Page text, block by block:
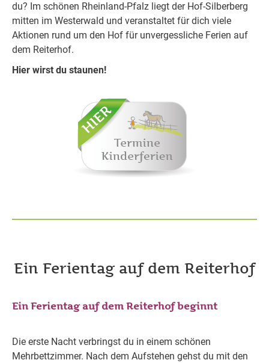
du? Im schönen Rheinland-Pfalz liegt der Hof-Silberberg
mitten im Westerwald und veranstaltet für dich viele
Aktionen rund um den Hof für unvergessliche Ferien auf
dem Reiterhof.
Hier wirst du staunen!
Ein Ferientag auf dem Reiterhof
Ein Ferientag auf dem Reiterhof beginnt
Die erste Nacht verbringst du in einem schönen
Mehrbettzimmer. Nach dem Aufstehen gehst du mit den